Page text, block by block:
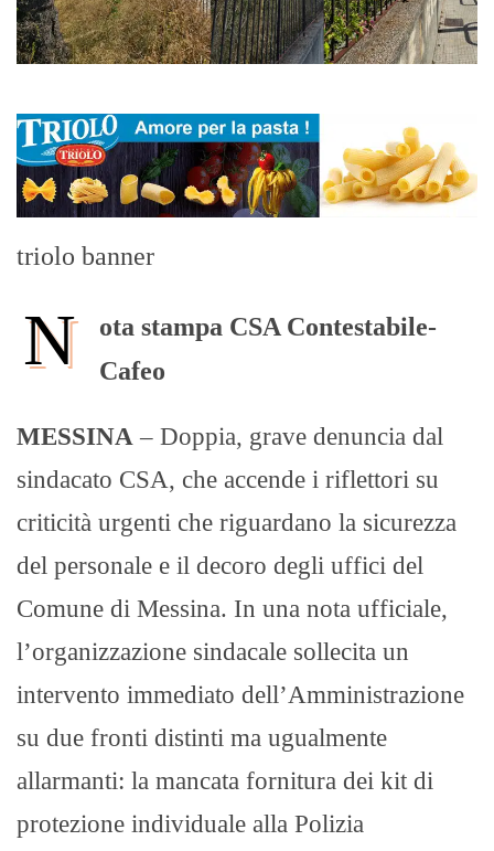
triolo banner
N
ota stampa CSA Contestabile-
Cafeo
MESSINA – Doppia, grave denuncia dal
sindacato CSA, che accende i riflettori su
criticità urgenti che riguardano la sicurezza
del personale e il decoro degli uffici del
Comune di Messina. In una nota ufficiale,
l’organizzazione sindacale sollecita un
intervento immediato dell’Amministrazione
su due fronti distinti ma ugualmente
allarmanti: la mancata fornitura dei kit di
protezione individuale alla Polizia